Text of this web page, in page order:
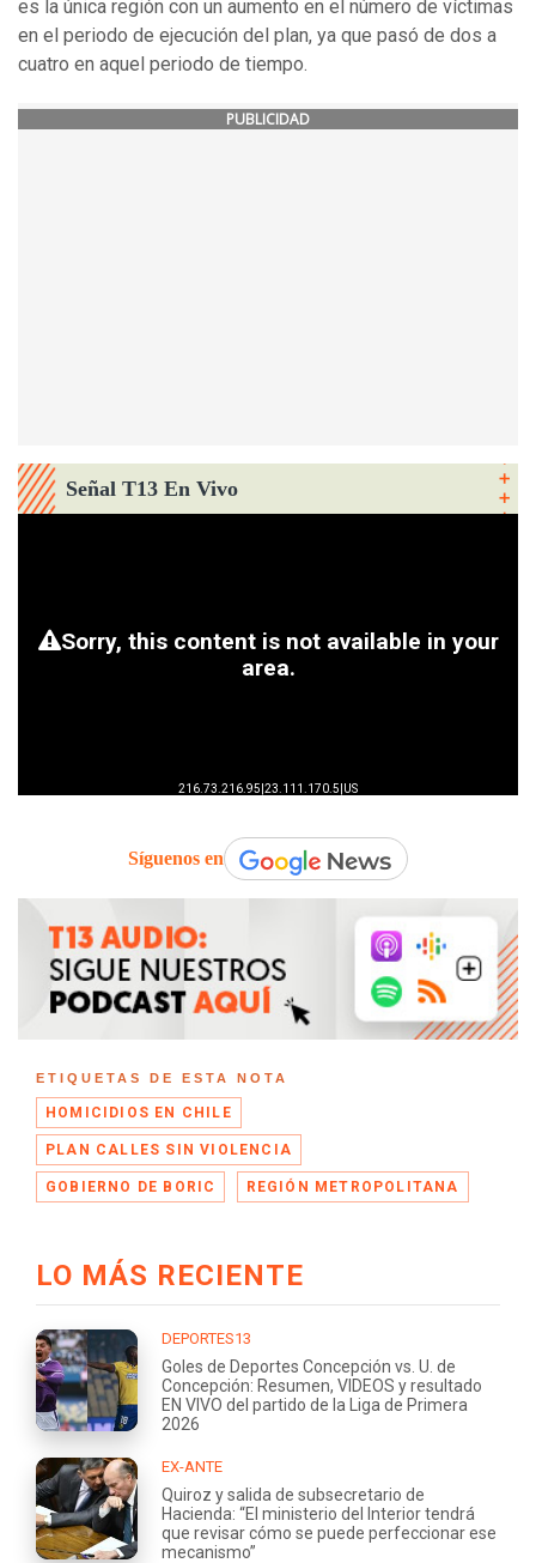
es la única región con un aumento en el número de víctimas
en el periodo de ejecución del plan, ya que pasó de dos a
cuatro en aquel periodo de tiempo.
PUBLICIDAD
Señal T13 En Vivo
Síguenos en
ETIQUETAS DE ESTA NOTA
HOMICIDIOS EN CHILE
PLAN CALLES SIN VIOLENCIA
GOBIERNO DE BORIC REGIÓN METROPOLITANA
LO MÁS RECIENTE
DEPORTES13
Goles de Deportes Concepción vs. U. de
Concepción: Resumen, VIDEOS y resultado
EN VIVO del partido de la Liga de Primera
2026
EX-ANTE
Quiroz y salida de subsecretario de
Hacienda: “El ministerio del Interior tendrá
que revisar cómo se puede perfeccionar ese
mecanismo”